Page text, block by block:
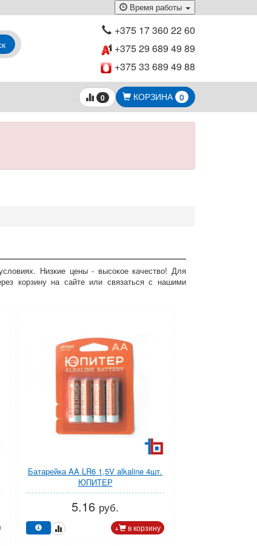
Время работы
+375 17 360 22 60
+375 29 689 49 89
+375 33 689 49 88
0 КОРЗИНА 0
Низкие цены - высокое качество! Для
корзину на сайте или связаться с нашими
Батарейка AA LR6 1,5V alkaline 4шт.
ЮПИТЕР
5.16 руб.
+ в корзину